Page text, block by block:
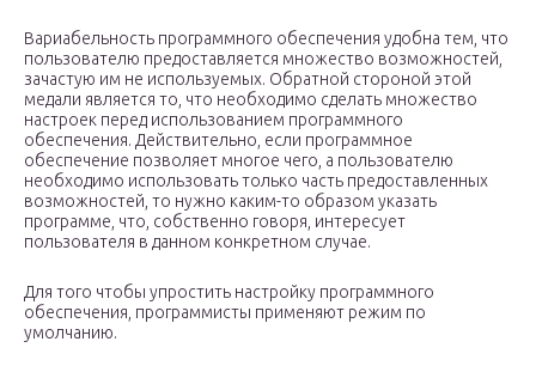
Вариабельность программного обеспечения удобна тем, что
пользователю предоставляется множество возможностей,
зачастую им не используемых. Обратной стороной этой
медали является то, что необходимо сделать множество
настроек перед использованием программного
обеспечения. Действительно, если программное
обеспечение позволяет многое чего, а пользователю
необходимо использовать только часть предоставленных
возможностей, то нужно каким-то образом указать
программе, что, собственно говоря, интересует
пользователя в данном конкретном случае.
Для того чтобы упростить настройку программного
обеспечения, программисты применяют режим по
умолчанию.